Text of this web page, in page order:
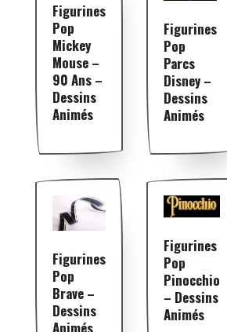
Figurines
Pop
Mickey
Mouse –
90 Ans –
Dessins
Animés
Figurines
Pop
Parcs
Disney –
Dessins
Animés
Figurines
Pop
Brave –
Dessins
Animés
Figurines
Pop
Pinocchio
– Dessins
Animés